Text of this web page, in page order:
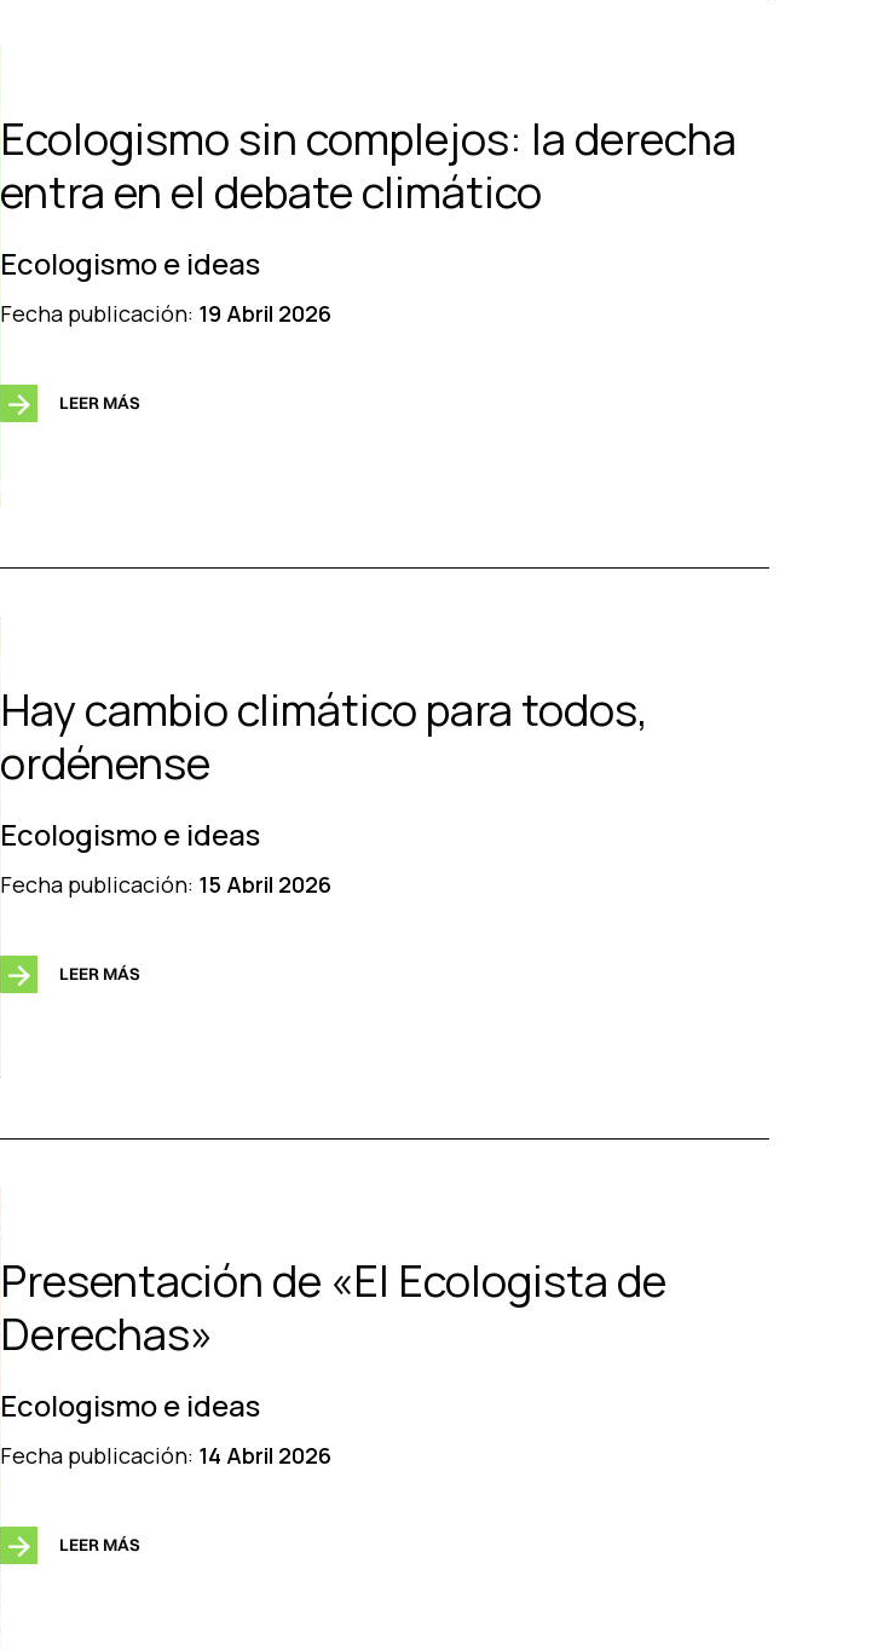
Ecologismo sin complejos: la derecha
entra en el debate climático
Ecologismo e ideas
Fecha publicación: 19 Abril 2026
LEER MÁS
Hay cambio climático para todos,
ordénense
Ecologismo e ideas
Fecha publicación: 15 Abril 2026
LEER MÁS
Presentación de «El Ecologista de
Derechas»
Ecologismo e ideas
Fecha publicación: 14 Abril 2026
LEER MÁS